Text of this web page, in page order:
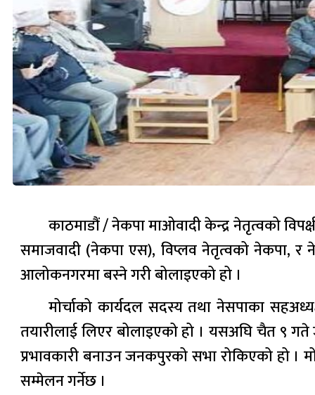
काठमाडौं / नेकपा माओवादी केन्द्र नेतृत्वको
समाजवादी (नेकपा एस), विप्लव नेतृत्वको नेकपा, र
आलोकनगरमा बस्ने गरी बोलाइएको हो ।
मोर्चाको कार्यदल सदस्य तथा नेसपाका
तयारीलाई लिएर बोलाइएको हो । यसअघि चैत ९ गते
प्रभावकारी बनाउन जनकपुरको सभा रोकिएको हो ।
सम्मेलन गर्नेछ ।